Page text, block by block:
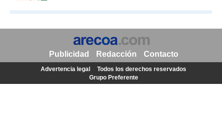
Publicidad Redacción Contacto
Advertencia legal
Todos los derechos reservados
Grupo Preferente